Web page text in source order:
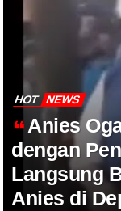
HOT NEWS
Anies
dengan
Langsung
Anies di